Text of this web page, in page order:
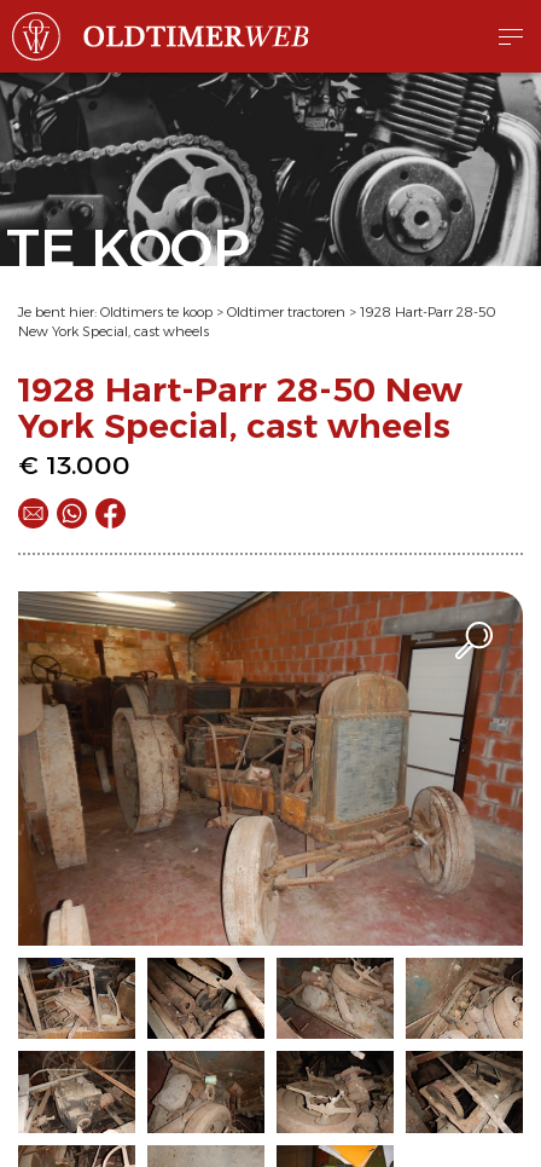
TE KOOP
Je bent hier: Oldtimers te koop > Oldtimer tractoren > 1928 Hart-Parr 28-50
New York Special, cast wheels
1928 Hart-Parr 28-50 New
York Special, cast wheels
€ 13.000